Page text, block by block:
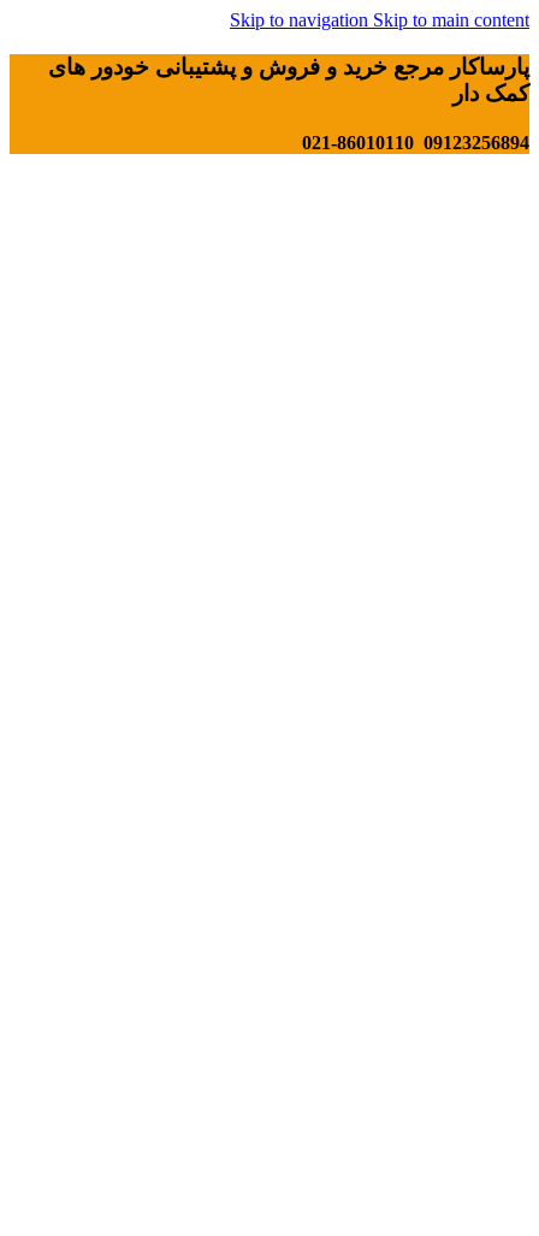
Skip to navigation Skip to main content
پارساکار مرجع خرید و فروش و پشتیبانی خودور های
کمک دار
09123256894 021-86010110